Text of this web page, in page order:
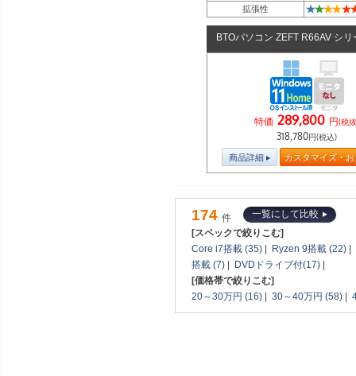
拡張性 ★★★★★
BTOパソコン ZEFT R66AV シリ
特価 289,800 円(税
318,780円(税込)
商品詳細 カスタマイズ・
174 件
一覧にして比較
[スペックで絞りこむ]
Core i7搭載 (35)
Ryzen 9搭載 (22)
搭載 (7)
DVDドライブ付(17)
[価格帯で絞りこむ]
20～30万円 (16)
30～40万円 (58)